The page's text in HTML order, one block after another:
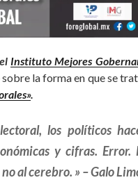
Instituto Mejores
sobre la forma en que se
.
los políticos
y cifras. Error.
al cerebro. » – Galo